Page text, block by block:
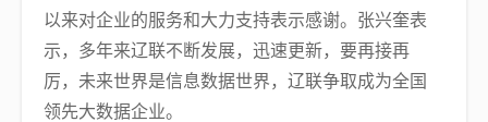
以来对企业的服务和大力支持表示感谢。张兴奎表
示，多年来辽联不断发展，迅速更新，要再接再
厉，未来世界是信息数据世界，辽联争取成为全国
领先大数据企业。